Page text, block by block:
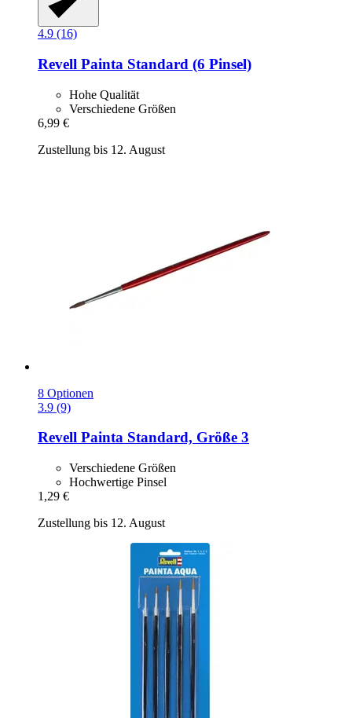
4.9 (16)
Revell Painta Standard (6 Pinsel)
Hohe Qualität
Verschiedene Größen
6,99 €
Zustellung bis 12. August
8 Optionen
3.9 (9)
Revell Painta Standard, Größe 3
Verschiedene Größen
Hochwertige Pinsel
1,29 €
Zustellung bis 12. August